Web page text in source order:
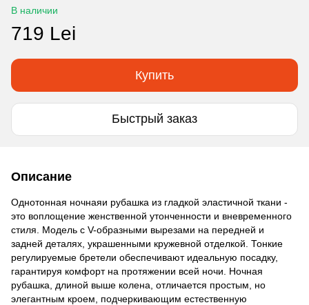
В наличии
719 Lei
Купить
Быстрый заказ
Описание
Однотонная ночнаяи рубашка из гладкой эластичной ткани -
это воплощение женственной утонченности и вневременного
стиля. Модель с V-образными вырезами на передней и
задней деталях, украшенными кружевной отделкой. Тонкие
регулируемые бретели обеспечивают идеальную посадку,
гарантируя комфорт на протяжении всей ночи. Ночная
рубашка, длиной выше колена, отличается простым, но
элегантным кроем, подчеркивающим естественную